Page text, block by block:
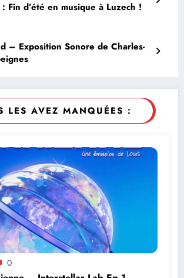
Fin d’été en musique à Luzech !
– Exposition Sonore de Charles-
LES AVEZ MANQUÉES :
0